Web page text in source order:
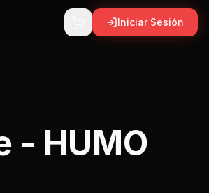
Iniciar Sesión
- HUMO